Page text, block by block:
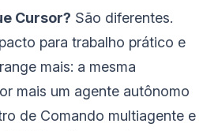
Cursor? São diferentes.
para trabalho prático e
mais: a mesma
mais um agente autônomo
de Comando multiagente e